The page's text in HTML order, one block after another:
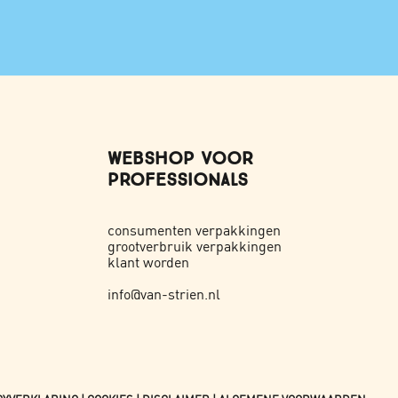
WEBSHOP VOOR
PROFESSIONALS
consumenten verpakkingen
grootverbruik verpakkingen
klant worden
info@van-strien.nl